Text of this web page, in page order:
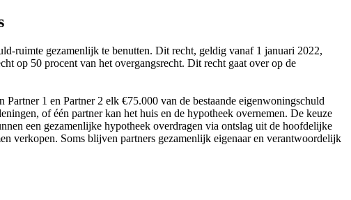
ruimte gezamenlijk te benutten. Dit recht, geldig vanaf 1 januari 2022,
op 50 procent van het overgangsrecht. Dit recht gaat over op de
1 en Partner 2 elk €75.000 van de bestaande eigenwoningschuld
of één partner kan het huis en de hypotheek overnemen. De keuze
een gezamenlijke hypotheek overdragen via ontslag uit de hoofdelijke
verkopen. Soms blijven partners gezamenlijk eigenaar en verantwoordelijk